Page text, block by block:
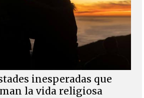
inesperadas que
la vida religiosa